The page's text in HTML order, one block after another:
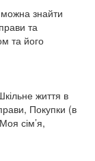
можна знайти
та
та його
життя в
Покупки (в
сім’я,